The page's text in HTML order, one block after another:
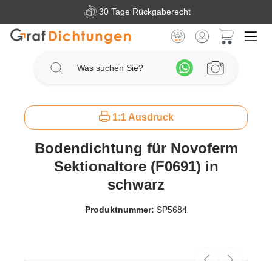
Zum Hauptinhalt springen30 Tage Rückgaberecht
1:1 Ausdruck
Bodendichtung für Novoferm
Sektionaltore (F0691) in
schwarz
Produktnummer: SP5684